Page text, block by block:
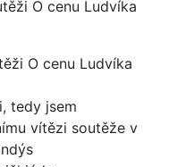
O cenu Ludvíka
O cenu Ludvíka
tedy jsem
vítězi soutěže v